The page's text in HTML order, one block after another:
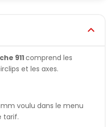
911comprend les
et les axes.
voulu dans le menu
tarif.